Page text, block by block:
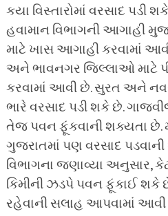
કયા વિસ્તારોમાં વરસાદ પડી
હવામાન વિભાગની આગાહી
માટે ખાસ આગાહી કરવામાં
અને ભાવનગર જિલ્લાઓ માટે
કરવામાં આવી છે. સુરત અને
ભારે વરસાદ પડી શકે છે.
તેજ પવન ફૂંકવાની શક્યતા
ગુજરાતમાં પણ વરસાદ
વિભાગના જણાવ્યા અનુસાર,
કિમીની ઝડપે પવન ફૂંકાઈ શકે
રહેવાની સલાહ આપવામાં